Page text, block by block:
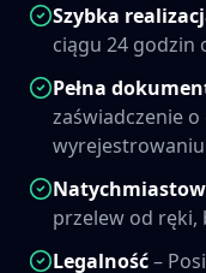
Szybka
ciągu 24 godzin
Pełna
zaświadczenie
wyrejestrowaniu
przelew od ręki,
Legalność–